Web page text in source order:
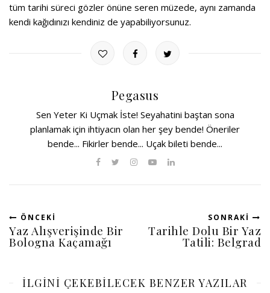
tüm tarihi süreci gözler önüne seren müzede, aynı zamanda
kendi kağıdınızı kendiniz de yapabiliyorsunuz.
Pegasus
Sen Yeter Ki Uçmak İste! Seyahatini baştan sona
planlamak için ihtiyacın olan her şey bende! Öneriler
bende... Fikirler bende... Uçak bileti bende...
ÖNCEKI
Yaz Alışverişinde Bir
Bologna Kaçamağı
SONRAKI
Tarihle Dolu Bir Yaz
Tatili: Belgrad
ILGINI ÇEKEBILECEK BENZER YAZILAR